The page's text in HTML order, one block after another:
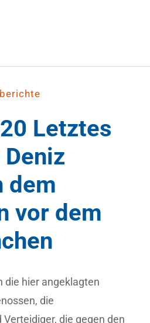
Letztes
dem
vor dem
die hier angeklagten
die
die gegen den